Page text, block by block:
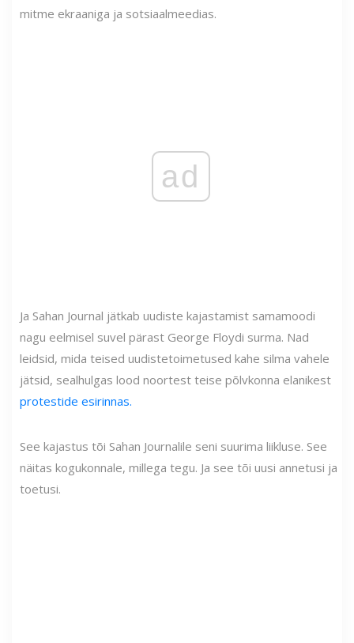
mitme ekraaniga ja sotsiaalmeedias.
ad
Ja Sahan Journal jätkab uudiste kajastamist samamoodi
nagu eelmisel suvel pärast George Floydi surma. Nad
leidsid, mida teised uudistetoimetused kahe silma vahele
jätsid, sealhulgas lood noortest teise põlvkonna elanikest
protestide esirinnas.
See kajastus tõi Sahan Journalile seni suurima liikluse. See
näitas kogukonnale, millega tegu. Ja see tõi uusi annetusi ja
toetusi.